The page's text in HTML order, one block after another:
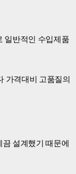
일반적인 수입제품
가격대비 고품질의
설계했기 때문에